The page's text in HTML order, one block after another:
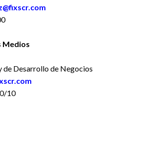
Medios
de Desarrollo de Negocios
10